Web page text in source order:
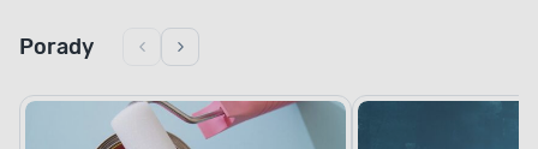
Dzięki temu w mgnieniu oka pomalujesz pożądaną
powierzchnię. Przekonaj się, że malowanie
czasochłonne.
Porady